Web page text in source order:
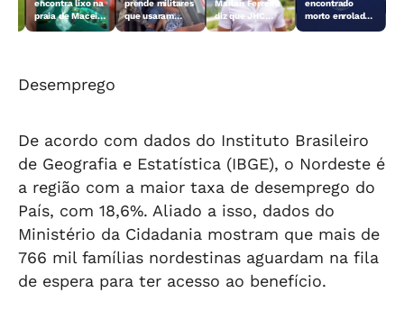
encontra lixo na
praia de Maceió
e alerta para
prende militares
que usaram
viatura em
Marlan Ferreira
diz que JHC
traiu aliados:
encontrado
morto enrolado
Desemprego
De acordo com dados do Instituto Brasileiro
de Geografia e Estatística (IBGE), o Nordeste é
a região com a maior taxa de desemprego do
País, com 18,6%. Aliado a isso, dados do
Ministério da Cidadania mostram que mais de
766 mil famílias nordestinas aguardam na fila
de espera para ter acesso ao benefício.